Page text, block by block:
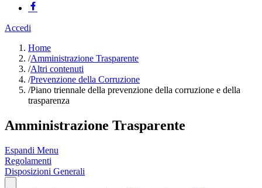
Accedi
Home
/Amministrazione Trasparente
/Altri contenuti
/Prevenzione della Corruzione
/Piano triennale della prevenzione della corruzione e della
trasparenza
Amministrazione Trasparente
Espandi Menu
Regolamenti
Disposizioni Generali